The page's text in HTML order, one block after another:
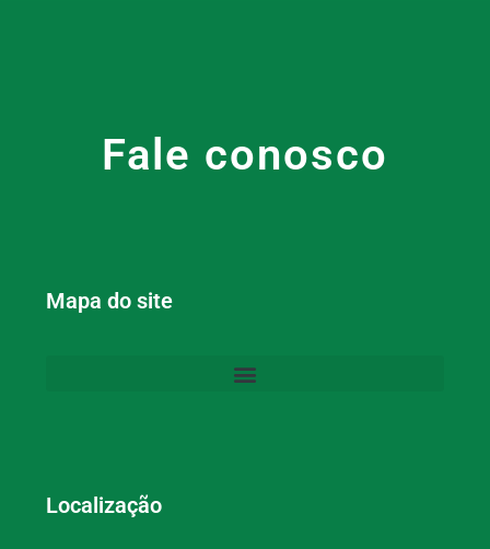
Fale conosco
Mapa do site
Localização